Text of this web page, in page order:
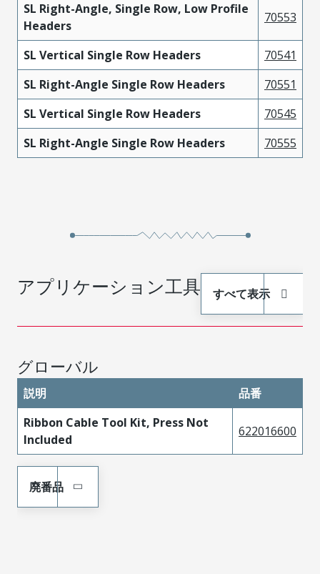
SL Right-Angle, Single Row, Low Profile
Headers
70553
SL Vertical Single Row Headers
70541
SL Right-Angle Single Row Headers
70551
SL Vertical Single Row Headers
70545
SL Right-Angle Single Row Headers
70555
アプリケーション工具 すべて表示
グローバル
説明
品番
Ribbon Cable Tool Kit, Press Not
Included
622016600
廃番品